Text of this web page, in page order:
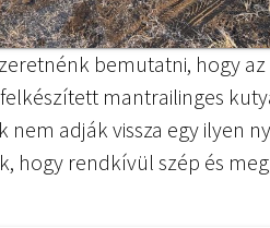
bemutatni, hogy
mantrailinges
adják vissza egy ilyen
hogy rendkívül szép és